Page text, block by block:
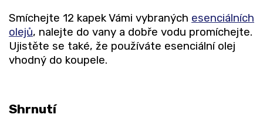
Smíchejte 12 kapek Vámi vybraných esenciálních
olejů, nalejte do vany a dobře vodu promíchejte.
Ujistěte se také, že používáte esenciální olej
vhodný do koupele.
Shrnutí